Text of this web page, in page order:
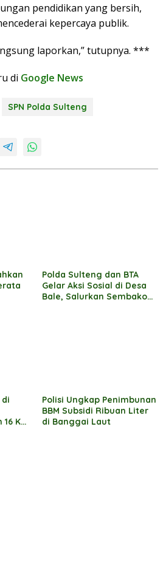
pendidikan yang bersih,
kepercaya publik.
laporkan,” tutupnya. ***
di Google News
SPN Polda Sulteng
Polda Sulteng dan BTA
Gelar Aksi Sosial di Desa
Bale, Salurkan Sembako
di
Kg
Polisi Ungkap Penimbunan
BBM Subsidi Ribuan Liter
di Banggai Laut